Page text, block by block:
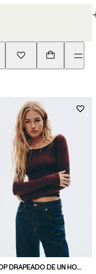
TOP DRAPEADO DE UN HOMBRO